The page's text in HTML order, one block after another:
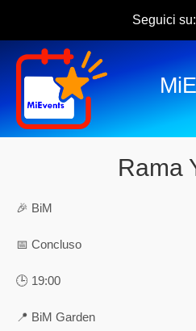
Seguici su:
Rama
🎉 BiM
📅 Concluso
🕒 19:00
📍 BiM Garden